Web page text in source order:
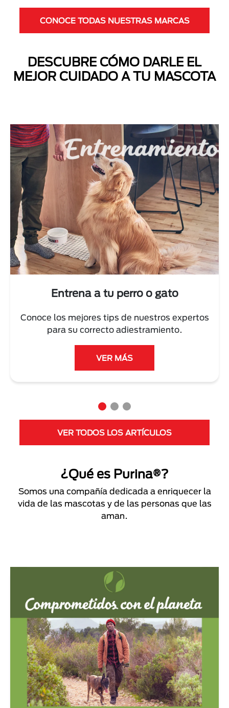
Next
CONOCE TODAS NUESTRAS MARCAS
DESCUBRE CÓMO DARLE EL
MEJOR CUIDADO A TU MASCOTA
Entrena a tu perro o gato
Conoce los mejores tips de nuestros expertos
para su correcto adiestramiento.
VER MÁS
VER TODOS LOS ARTÍCULOS
¿Qué es Purina®?
Somos una compañía dedicada a enriquecer la
vida de las mascotas y de las personas que las
aman.